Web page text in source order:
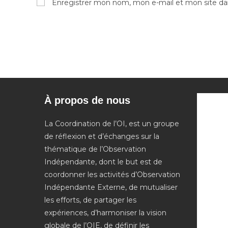
or
address
Enregistrer mon nom, mon e-mail et mon site
À propos de nous
La Coordination de l’OI, est un groupe
de réflexion et d’échanges sur la
thématique de l’Observation
Indépendante, dont le but est de
coordonner les activités d’Observation
Indépendante Externe, de mutualiser
les efforts, de partager les
expériences, d’harmoniser la vision
globale de l’OIE, de définir les